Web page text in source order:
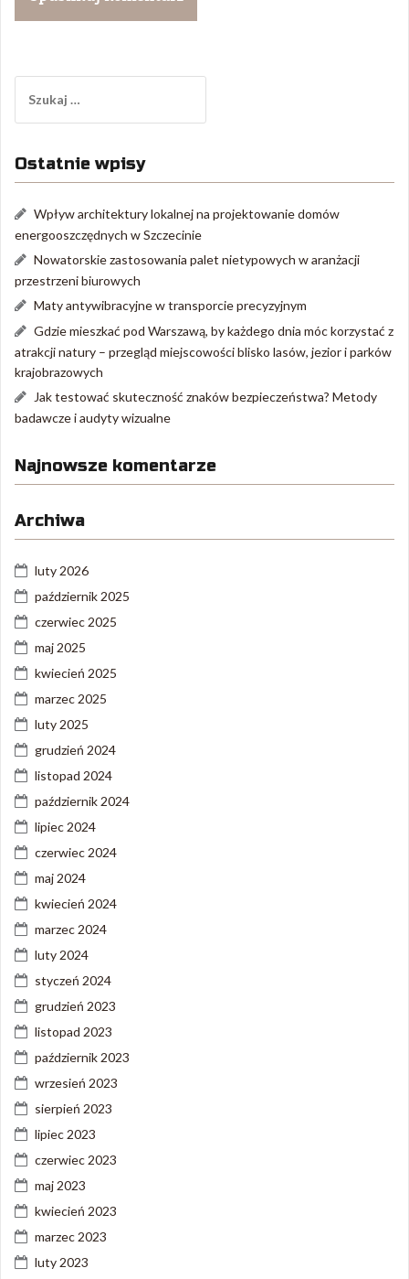
Ostatnie wpisy
Wpływ architektury lokalnej na projektowanie domów
energooszczędnych w Szczecinie
Nowatorskie zastosowania palet nietypowych w aranżacji
przestrzeni biurowych
Maty antywibracyjne w transporcie precyzyjnym
Gdzie mieszkać pod Warszawą, by każdego dnia móc korzystać z
atrakcji natury – przegląd miejscowości blisko lasów, jezior i parków
krajobrazowych
Jak testować skuteczność znaków bezpieczeństwa? Metody
badawcze i audyty wizualne
Najnowsze komentarze
Archiwa
luty 2026
październik 2025
czerwiec 2025
maj 2025
kwiecień 2025
marzec 2025
luty 2025
grudzień 2024
listopad 2024
październik 2024
lipiec 2024
czerwiec 2024
maj 2024
kwiecień 2024
marzec 2024
luty 2024
styczeń 2024
grudzień 2023
listopad 2023
październik 2023
wrzesień 2023
sierpień 2023
lipiec 2023
czerwiec 2023
maj 2023
kwiecień 2023
marzec 2023
luty 2023